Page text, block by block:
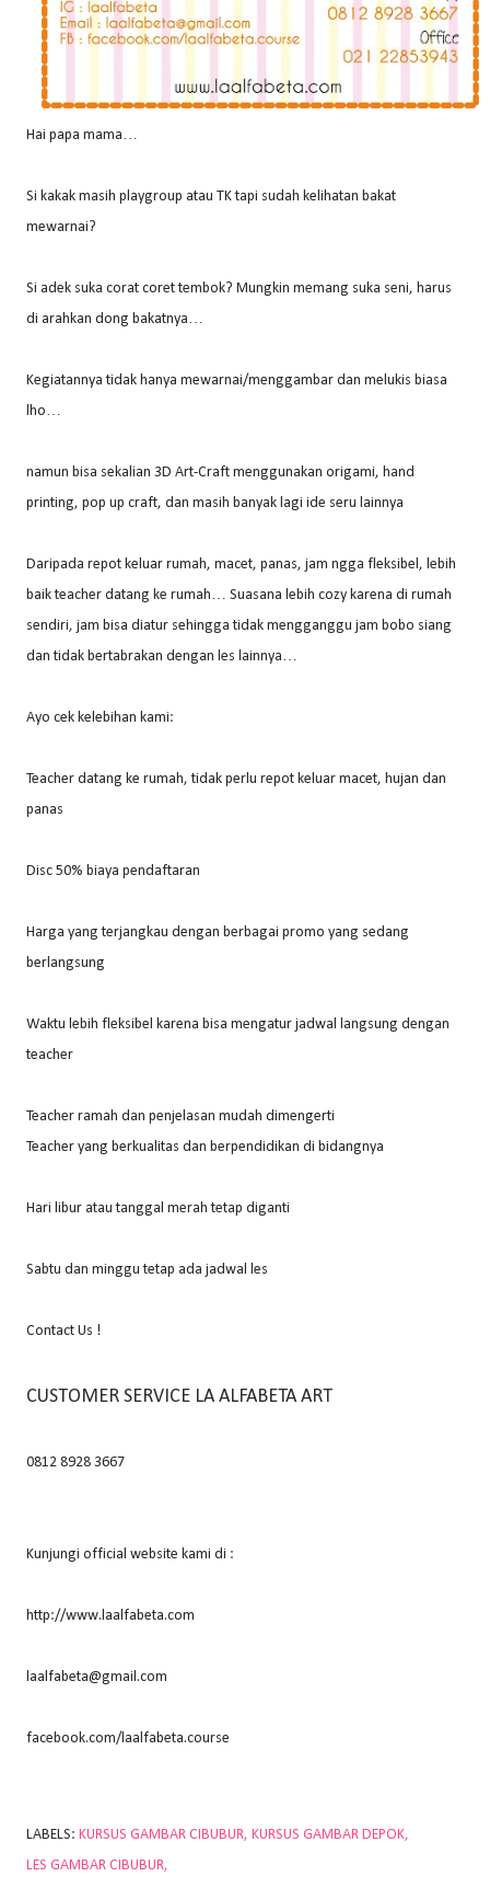
Hai papa mama…
Si kakak masih playgroup atau TK tapi sudah kelihatan bakat
mewarnai?
Si adek suka corat coret tembok? Mungkin memang suka seni, harus
di arahkan dong bakatnya…
Kegiatannya tidak hanya mewarnai/menggambar dan melukis biasa
lho…
namun bisa sekalian 3D Art-Craft menggunakan origami, hand
printing, pop up craft, dan masih banyak lagi ide seru lainnya
Daripada repot keluar rumah, macet, panas, jam ngga fleksibel, lebih
baik teacher datang ke rumah… Suasana lebih cozy karena di rumah
sendiri, jam bisa diatur sehingga tidak mengganggu jam bobo siang
dan tidak bertabrakan dengan les lainnya…
Ayo cek kelebihan kami:
Teacher datang ke rumah, tidak perlu repot keluar macet, hujan dan
panas
Disc 50% biaya pendaftaran
Harga yang terjangkau dengan berbagai promo yang sedang
berlangsung
Waktu lebih fleksibel karena bisa mengatur jadwal langsung dengan
teacher
Teacher ramah dan penjelasan mudah dimengerti
Teacher yang berkualitas dan berpendidikan di bidangnya
Hari libur atau tanggal merah tetap diganti
Sabtu dan minggu tetap ada jadwal les
Contact Us !
CUSTOMER SERVICE LA ALFABETA ART
0812 8928 3667
Kunjungi official website kami di :
http://www.laalfabeta.com
laalfabeta@gmail.com
facebook.com/laalfabeta.course
LABELS: KURSUS GAMBAR CIBUBUR KURSUS GAMBAR DEPOK
LES GAMBAR CIBUBUR